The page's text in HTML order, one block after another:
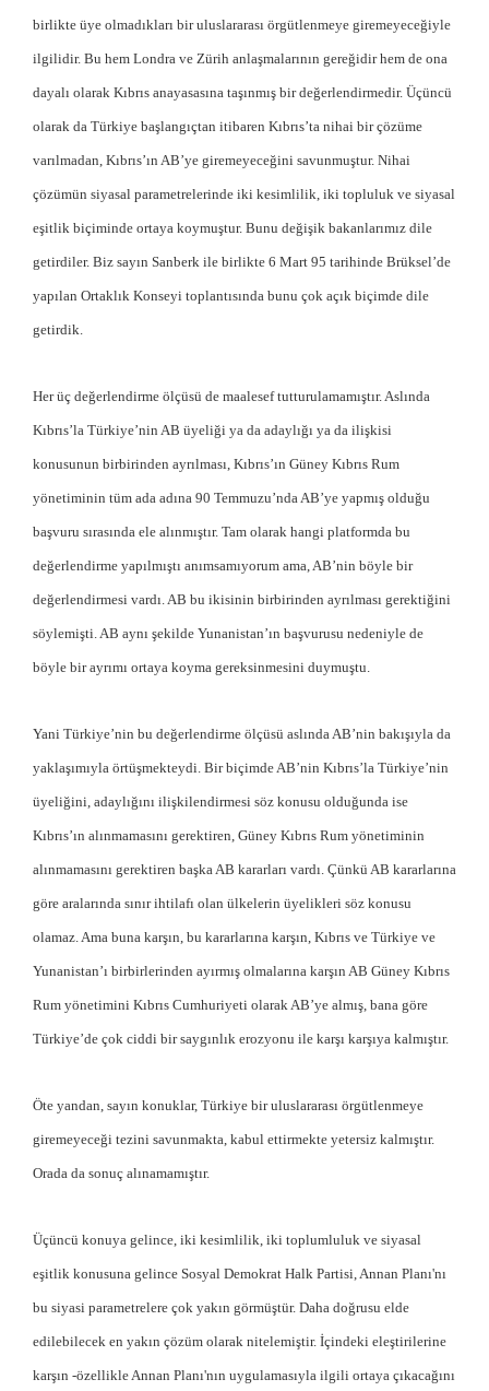
birlikte üye olmadıkları bir uluslararası örgütlenmeye giremeyeceğiyle
ilgilidir. Bu hem Londra ve Zürih anlaşmalarının gereğidir hem de ona
dayalı olarak Kıbrıs anayasasına taşınmış bir değerlendirmedir. Üçüncü
olarak da Türkiye başlangıçtan itibaren Kıbrıs’ta nihai bir çözüme
varılmadan, Kıbrıs’ın AB’ye giremeyeceğini savunmuştur. Nihai
çözümün siyasal parametrelerinde iki kesimlilik, iki topluluk ve siyasal
eşitlik biçiminde ortaya koymuştur. Bunu değişik bakanlarımız dile
getirdiler. Biz sayın Sanberk ile birlikte 6 Mart 95 tarihinde Brüksel’de
yapılan Ortaklık Konseyi toplantısında bunu çok açık biçimde dile
getirdik.
Her üç değerlendirme ölçüsü de maalesef tutturulamamıştır. Aslında
Kıbrıs’la Türkiye’nin AB üyeliği ya da adaylığı ya da ilişkisi
konusunun birbirinden ayrılması, Kıbrıs’ın Güney Kıbrıs Rum
yönetiminin tüm ada adına 90 Temmuzu’nda AB’ye yapmış olduğu
başvuru sırasında ele alınmıştır. Tam olarak hangi platformda bu
değerlendirme yapılmıştı anımsamıyorum ama, AB’nin böyle bir
değerlendirmesi vardı. AB bu ikisinin birbirinden ayrılması gerektiğini
söylemişti. AB aynı şekilde Yunanistan’ın başvurusu nedeniyle de
böyle bir ayrımı ortaya koyma gereksinmesini duymuştu.
Yani Türkiye’nin bu değerlendirme ölçüsü aslında AB’nin bakışıyla da
yaklaşımıyla örtüşmekteydi. Bir biçimde AB’nin Kıbrıs’la Türkiye’nin
üyeliğini, adaylığını ilişkilendirmesi söz konusu olduğunda ise
Kıbrıs’ın alınmamasını gerektiren, Güney Kıbrıs Rum yönetiminin
alınmamasını gerektiren başka AB kararları vardı. Çünkü AB kararlarına
göre aralarında sınır ihtilafı olan ülkelerin üyelikleri söz konusu
olamaz. Ama buna karşın, bu kararlarına karşın, Kıbrıs ve Türkiye ve
Yunanistan’ı birbirlerinden ayırmış olmalarına karşın AB Güney Kıbrıs
Rum yönetimini Kıbrıs Cumhuriyeti olarak AB’ye almış, bana göre
Türkiye’de çok ciddi bir saygınlık erozyonu ile karşı karşıya kalmıştır.
Öte yandan, sayın konuklar, Türkiye bir uluslararası örgütlenmeye
giremeyeceği tezini savunmakta, kabul ettirmekte yetersiz kalmıştır.
Orada da sonuç alınamamıştır.
Üçüncü konuya gelince, iki kesimlilik, iki toplumluluk ve siyasal
eşitlik konusuna gelince Sosyal Demokrat Halk Partisi, Annan Planı'nı
bu siyasi parametrelere çok yakın görmüştür. Daha doğrusu elde
edilebilecek en yakın çözüm olarak nitelemiştir. İçindeki eleştirilerine
karşın -özellikle Annan Planı'nın uygulamasıyla ilgili ortaya çıkacağını